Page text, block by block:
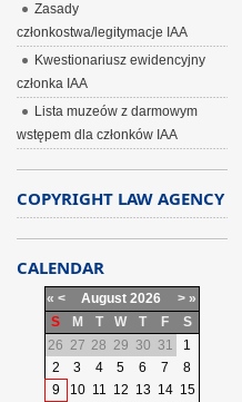
Zasady
członkostwa/legitymacje IAA
Kwestionariusz ewidencyjny
członka IAA
Lista muzeów z darmowym
wstępem dla członków IAA
COPYRIGHT LAW AGENCY
CALENDAR
« < August 2026 > »
S
M T W T F
S
26 27 28 29 30 31
1
2
3 4 5 6 7
8
9
10 11 12 13 14 15